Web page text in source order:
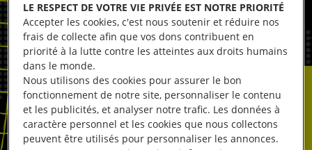
LE RESPECT DE VOTRE VIE PRIVÉE EST NOTRE PRIORITÉ
Accepter les cookies, c'est nous soutenir et réduire nos
frais de collecte afin que vos dons contribuent en
priorité à la lutte contre les atteintes aux droits humains
dans le monde.
Nous utilisons des cookies pour assurer le bon
fonctionnement de notre site, personnaliser le contenu
et les publicités, et analyser notre trafic. Les données à
caractère personnel et les cookies que nous collectons
peuvent être utilisés pour personnaliser les annonces.